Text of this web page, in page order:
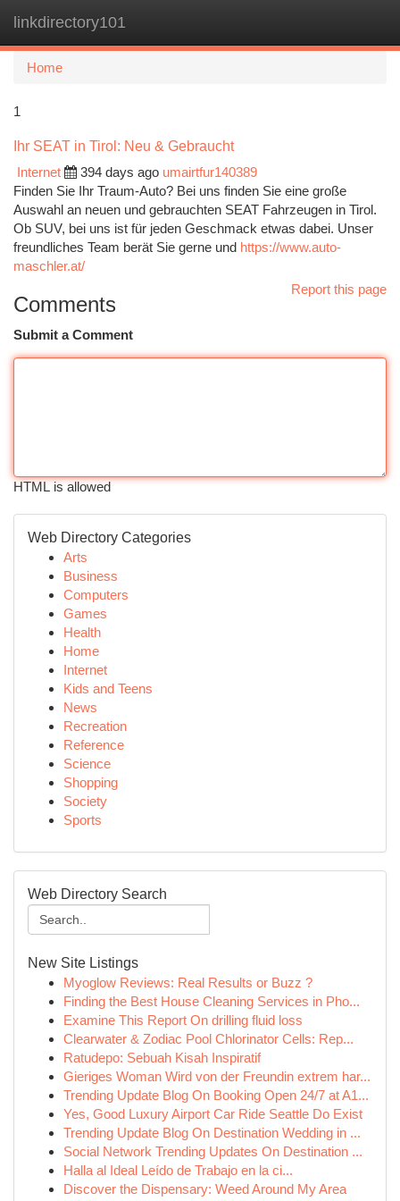
linkdirectory101
Home
1
Ihr SEAT in Tirol: Neu & Gebraucht
Internet
394 days ago umairtfur140389
Finden Sie Ihr Traum-Auto? Bei uns finden Sie eine große
Auswahl an neuen und gebrauchten SEAT Fahrzeugen in Tirol.
Ob SUV, bei uns ist für jeden Geschmack etwas dabei. Unser
freundliches Team berät Sie gerne und https://www.auto-
maschler.at/
Report this page
Comments
Submit a Comment
HTML is allowed
Web Directory Categories
Arts
Business
Computers
Games
Health
Home
Internet
Kids and Teens
News
Recreation
Reference
Science
Shopping
Society
Sports
Web Directory Search
New Site Listings
Myoglow Reviews: Real Results or Buzz ?
Finding the Best House Cleaning Services in Pho...
Examine This Report On drilling fluid loss
Clearwater & Zodiac Pool Chlorinator Cells: Rep...
Ratudepo: Sebuah Kisah Inspiratif
Gieriges Woman Wird von der Freundin extrem har...
Trending Update Blog On Booking Open 24/7 at A1...
Yes, Good Luxury Airport Car Ride Seattle Do Exist
Trending Update Blog On Destination Wedding in ...
Social Network Trending Updates On Destination ...
Halla al Ideal Leído de Trabajo en la ci...
Discover the Dispensary: Weed Around My Area